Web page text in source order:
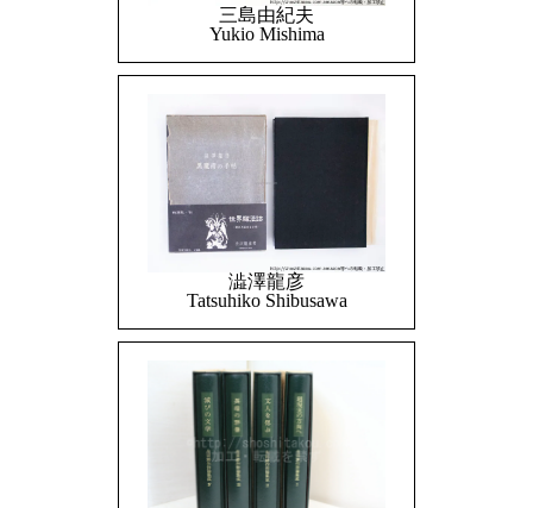
三島由紀夫
Yukio Mishima
澁澤龍彦
Tatsuhiko Shibusawa